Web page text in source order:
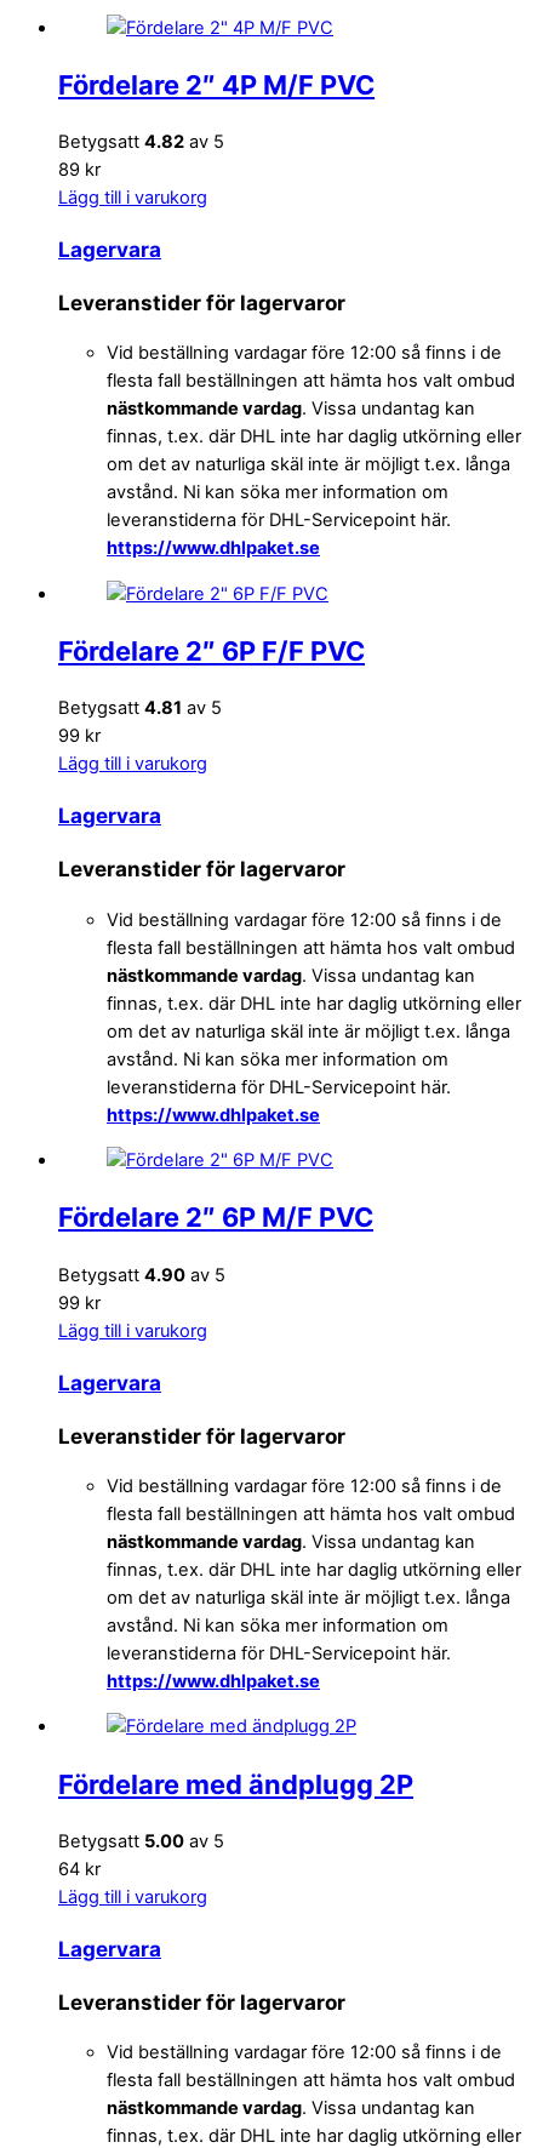
Fördelare 2″ 4P M/F PVC
Betygsatt 4.82 av 5
89 kr
Lägg till i varukorg
Lagervara
Leveranstider för lagervaror
Vid beställning vardagar före 12:00 så finns i de
flesta fall beställningen att hämta hos valt ombud
nästkommande vardag. Vissa undantag kan
finnas, t.ex. där DHL inte har daglig utkörning eller
om det av naturliga skäl inte är möjligt t.ex. långa
avstånd. Ni kan söka mer information om
leveranstiderna för DHL-Servicepoint här.
https://www.dhlpaket.se
Fördelare 2″ 6P F/F PVC
Betygsatt 4.81 av 5
99 kr
Lägg till i varukorg
Lagervara
Leveranstider för lagervaror
Vid beställning vardagar före 12:00 så finns i de
flesta fall beställningen att hämta hos valt ombud
nästkommande vardag. Vissa undantag kan
finnas, t.ex. där DHL inte har daglig utkörning eller
om det av naturliga skäl inte är möjligt t.ex. långa
avstånd. Ni kan söka mer information om
leveranstiderna för DHL-Servicepoint här.
https://www.dhlpaket.se
Fördelare 2″ 6P M/F PVC
Betygsatt 4.90 av 5
99 kr
Lägg till i varukorg
Lagervara
Leveranstider för lagervaror
Vid beställning vardagar före 12:00 så finns i de
flesta fall beställningen att hämta hos valt ombud
nästkommande vardag. Vissa undantag kan
finnas, t.ex. där DHL inte har daglig utkörning eller
om det av naturliga skäl inte är möjligt t.ex. långa
avstånd. Ni kan söka mer information om
leveranstiderna för DHL-Servicepoint här.
https://www.dhlpaket.se
Fördelare med ändplugg 2P
Betygsatt 5.00 av 5
64 kr
Lägg till i varukorg
Lagervara
Leveranstider för lagervaror
Vid beställning vardagar före 12:00 så finns i de
flesta fall beställningen att hämta hos valt ombud
nästkommande vardag. Vissa undantag kan
finnas, t.ex. där DHL inte har daglig utkörning eller